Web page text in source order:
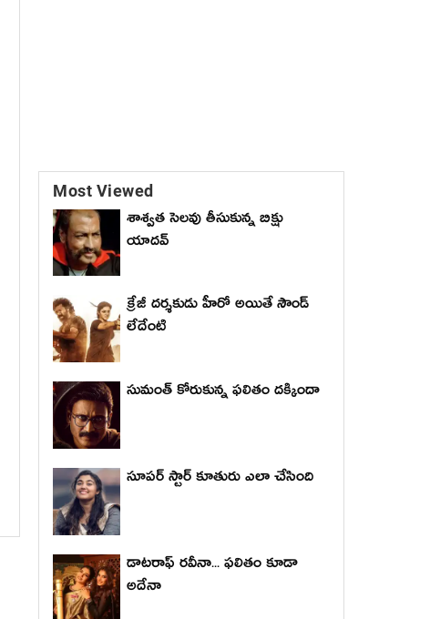
Most Viewed
శాశ్వత సెలవు తీసుకున్న బిక్షు
యాదవ్
క్రేజీ దర్శకుడు హీరో అయితే సౌండ్
లేదేంటి
సుమంత్ కోరుకున్న ఫలితం దక్కిందా
సూపర్ స్టార్ కూతురు ఎలా చేసింది
డాటరాఫ్ రవీనా... ఫలితం కూడా
అదేనా